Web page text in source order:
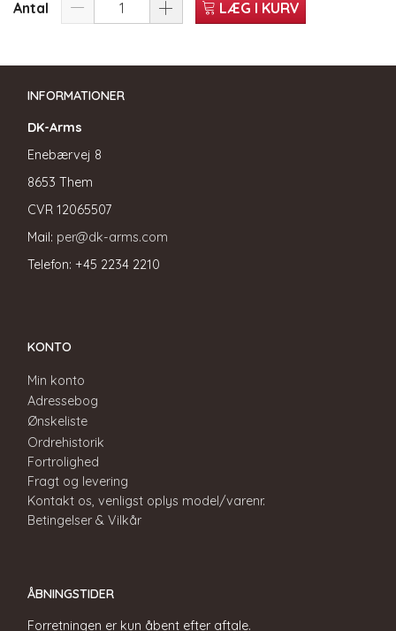
Antal LÆG I KURV
INFORMATIONER
DK-Arms
Enebærvej 8
8653 Them
CVR 12065507
Mail: per@dk-arms.com
Telefon: +45 2234 2210
KONTO
Min konto
Adressebog
Ønskeliste
Ordrehistorik
Fortrolighed
Fragt og levering
Kontakt os, venligst oplys model/varenr.
Betingelser & Vilkår
ÅBNINGSTIDER
Forretningen er kun åbent efter aftale.